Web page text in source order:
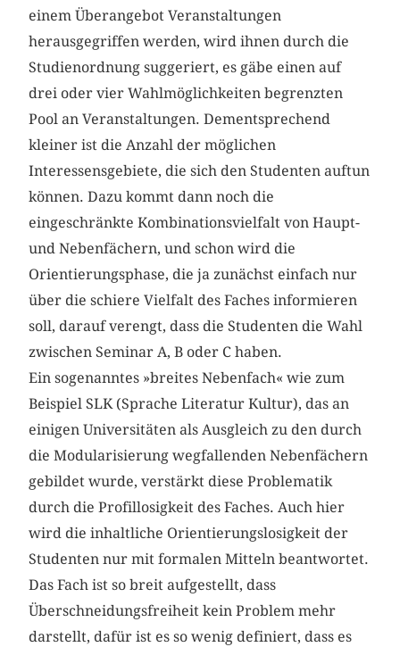
einem Überangebot Veranstaltungen
herausgegriffen werden, wird ihnen durch die
Studienordnung suggeriert, es gäbe einen auf
drei oder vier Wahlmöglichkeiten begrenzten
Pool an Veranstaltungen. Dementsprechend
kleiner ist die Anzahl der möglichen
Interessensgebiete, die sich den Studenten auftun
können. Dazu kommt dann noch die
eingeschränkte Kombinationsvielfalt von Haupt-
und Nebenfächern, und schon wird die
Orientierungsphase, die ja zunächst einfach nur
über die schiere Vielfalt des Faches informieren
soll, darauf verengt, dass die Studenten die Wahl
zwischen Seminar A, B oder C haben.
Ein sogenanntes »breites Nebenfach« wie zum
Beispiel SLK (Sprache Literatur Kultur), das an
einigen Universitäten als Ausgleich zu den durch
die Modularisierung wegfallenden Nebenfächern
gebildet wurde, verstärkt diese Problematik
durch die Profillosigkeit des Faches. Auch hier
wird die inhaltliche Orientierungslosigkeit der
Studenten nur mit formalen Mitteln beantwortet.
Das Fach ist so breit aufgestellt, dass
Überschneidungsfreiheit kein Problem mehr
darstellt, dafür ist es so wenig definiert, dass es